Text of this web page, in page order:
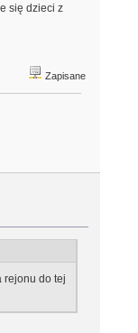
się dzieci z
Zapisane
rejonu do tej